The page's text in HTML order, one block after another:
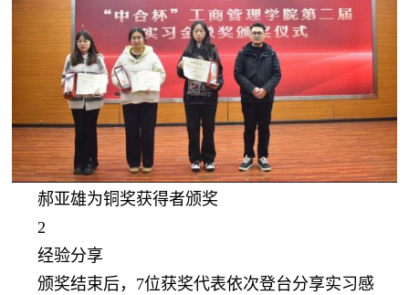
郝亚雄为铜奖获得者颁奖
2
经验分享
颁奖结束后，7位获奖代表依次登台分享实习感